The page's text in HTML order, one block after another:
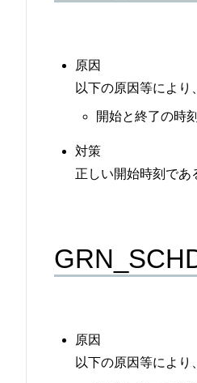
原因
以下の原因等により
開始と終了の時
対策
正しい開始時刻であ
原因
以下の原因等により